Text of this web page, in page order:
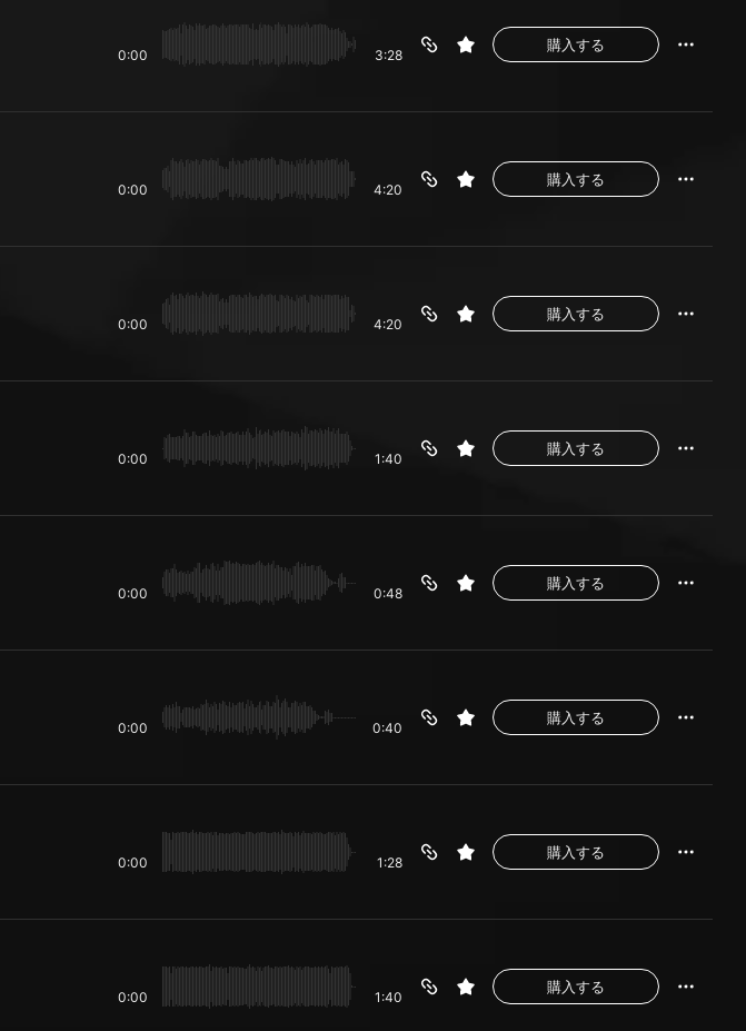
0:00 3:28
購入する
0:00 4:20
購入する
0:00 4:20
購入する
0:00 1:40
購入する
0:00 0:48
購入する
0:00 0:40
購入する
0:00 1:28
購入する
0:00 1:40
購入する